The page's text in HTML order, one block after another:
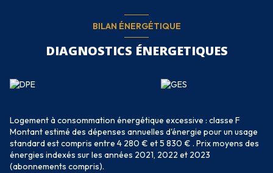
BILAN ÉNERGÉTIQUE
DIAGNOSTICS ÉNERGETIQUES
Logement à consommation énergétique excessive : classe F
Montant estimé des dépenses annuelles d'énergie pour un usage
standard est compris entre 4 280 € et 5 830 € . Prix moyens des
énergies indexés sur les années 2021, 2022 et 2023
(abonnements compris).